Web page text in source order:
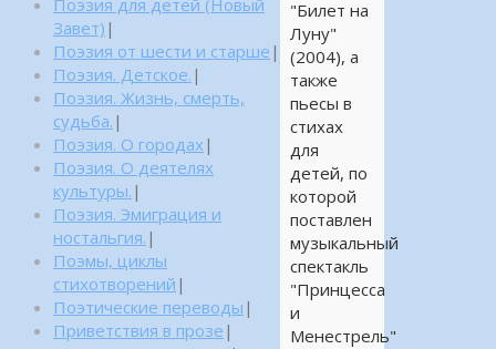
"Билет на
Луну"
(2004), а
также
пьесы в
стихах
для
детей, по
которой
поставлен
музыкальный
спектакль
"Принцесса
и
Менестрель"
Поэзия для детей (Новый
Завет) |
Поэзия от шести и старше |
Поэзия. Детское. |
Поэзия. Жизнь, смерть,
судьба. |
Поэзия. О городах |
Поэзия. О деятелях
культуры. |
Поэзия. Эмиграция и
ностальгия. |
Поэмы, циклы
стихотворений |
Поэтические переводы |
Приветствия в прозе |